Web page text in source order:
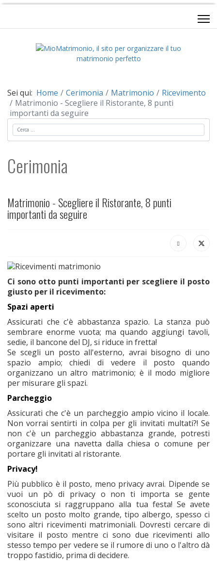
Sei qui: Home Cerimonia Matrimonio
Ricevimento
Matrimonio - Scegliere il Ristorante, 8 punti
importanti da seguire
Cerca
Cerimonia
Matrimonio - Scegliere il Ristorante, 8 punti
importanti da seguire
Ci sono otto punti importanti per scegliere il posto
giusto per il ricevimento:
Spazi aperti
Assicurati che c'è abbastanza spazio. La stanza può
sembrare enorme vuota; ma quando aggiungi tavoli,
sedie, il bancone del DJ, si riduce in fretta!
Se scegli un posto all'esterno, avrai bisogno di uno
spazio ampio; chiedi di vedere il posto quando
organizzano un altro matrimonio; è il modo migliore
per misurare gli spazi.
Parcheggio
Assicurati che c'è un parcheggio ampio vicino il locale.
Non vorrai sentirti in colpa per gli invitati multati?! Se
non c'è un parcheggio abbastanza grande, potresti
organizzare una navetta dalla chiesa o comune per
portare gli invitati al ristorante.
Privacy!
Più pubblico è il posto, meno privacy avrai. Dipende se
vuoi un pò di privacy o non ti importa se gente
sconosciuta si raggruppano alla tua festa! Se avete
scelto un posto molto grande, tipo albergo, spesso ci
sono altri ricevimenti matrimoniali. Dovresti cercare di
visitare il posto mentre ci sono due ricevimenti allo
stesso tempo per vedere se il rumore di uno o l'altro dà
troppo fastidio, prima di decidere.